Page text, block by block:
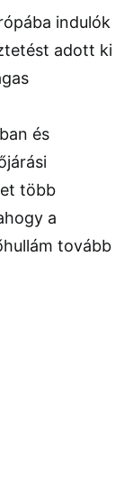
indulók
adott ki
és
több
a
tovább